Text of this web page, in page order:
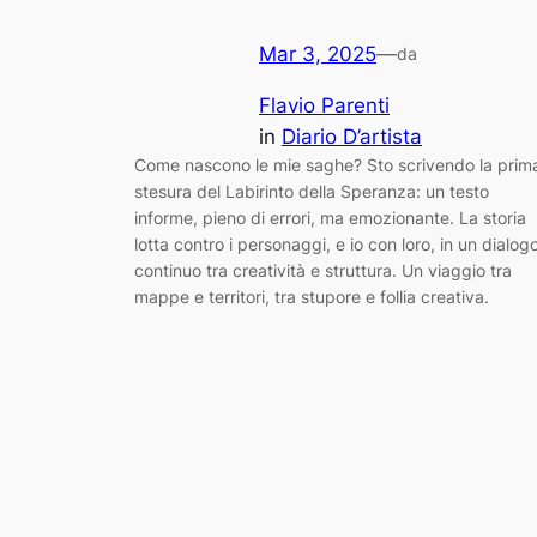
Mar 3, 2025—da
Flavio Parenti
in Diario D’artista
Come nascono le mie saghe? Sto scrivendo la
stesura del Labirinto della Speranza: un testo
informe, pieno di errori, ma emozionante. La storia
lotta contro i personaggi, e io con loro, in un
continuo tra creatività e struttura. Un viaggio tra
mappe e territori, tra stupore e follia creativa.